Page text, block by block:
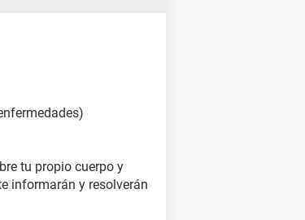
tu propio cuerpo y
informarán y resolverán